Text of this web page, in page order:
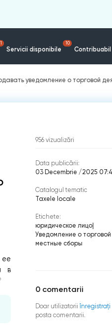
1
Servicii disponibile
10
уведомление о торговой
ее
в
956 vizualizări
Data publicării:
03 Decembrie /2025
Catalogul tematic
Taxele locale
Etichete:
юридическое лицо|
Уведомление о
местные сборы
0 comentarii
Doar utilizatorii înregistraţi
posta comentarii.